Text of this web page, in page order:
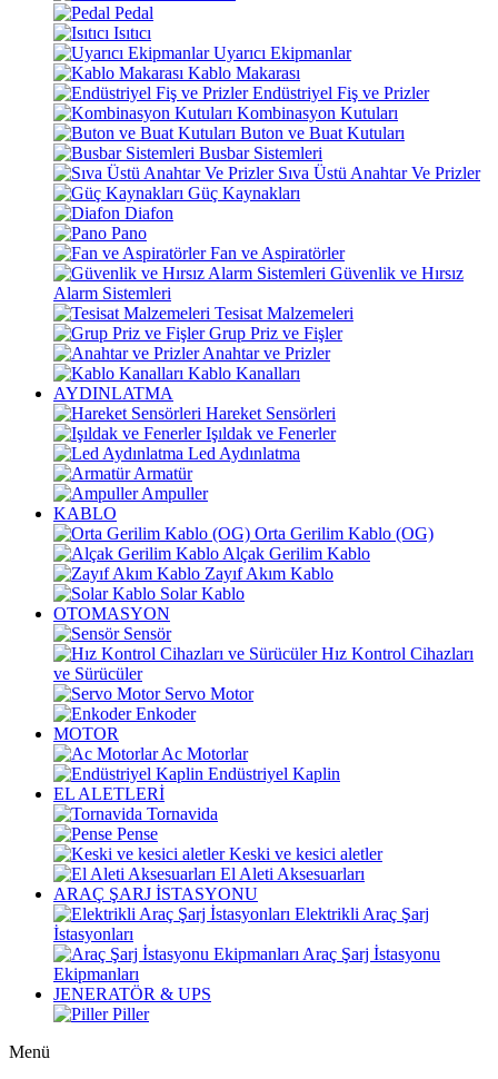
Pedal
Isıtıcı
Uyarıcı Ekipmanlar
Kablo Makarası
Endüstriyel Fiş ve Prizler
Kombinasyon Kutuları
Buton ve Buat Kutuları
Busbar Sistemleri
Sıva Üstü Anahtar Ve Prizler
Güç Kaynakları
Diafon
Pano
Fan ve Aspiratörler
Güvenlik ve Hırsız
Alarm Sistemleri
Tesisat Malzemeleri
Grup Priz ve Fişler
Anahtar ve Prizler
Kablo Kanalları
AYDINLATMA
Hareket Sensörleri
Işıldak ve Fenerler
Led Aydınlatma
Armatür
Ampuller
KABLO
Orta Gerilim Kablo (OG)
Alçak Gerilim Kablo
Zayıf Akım Kablo
Solar Kablo
OTOMASYON
Sensör
Hız Kontrol Cihazları
ve Sürücüler
Servo Motor
Enkoder
MOTOR
Ac Motorlar
Endüstriyel Kaplin
EL ALETLERİ
Tornavida
Pense
Keski ve kesici aletler
El Aleti Aksesuarları
ARAÇ ŞARJ İSTASYONU
Elektrikli Araç Şarj
İstasyonları
Araç Şarj İstasyonu
Ekipmanları
JENERATÖR & UPS
Piller
Menü